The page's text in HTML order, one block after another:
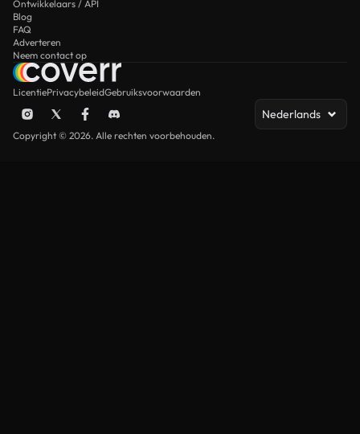
Ontwikkelaars / API
Blog
FAQ
Adverteren
Neem contact op
LicentiePrivacybeleidGebruiksvoorwaarden
Nederlands
Copyright © 2026. Alle rechten voorbehouden.